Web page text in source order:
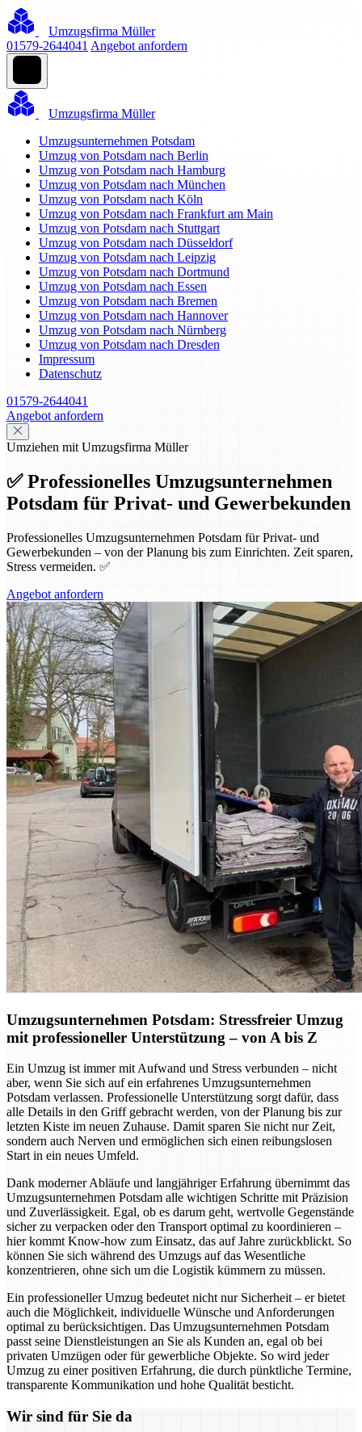
Umzugsfirma Müller
01579-2644041 Angebot anfordern
Umzugsfirma Müller
Umzugsunternehmen Potsdam
Umzug von Potsdam nach Berlin
Umzug von Potsdam nach Hamburg
Umzug von Potsdam nach München
Umzug von Potsdam nach Köln
Umzug von Potsdam nach Frankfurt am Main
Umzug von Potsdam nach Stuttgart
Umzug von Potsdam nach Düsseldorf
Umzug von Potsdam nach Leipzig
Umzug von Potsdam nach Dortmund
Umzug von Potsdam nach Essen
Umzug von Potsdam nach Bremen
Umzug von Potsdam nach Hannover
Umzug von Potsdam nach Nürnberg
Umzug von Potsdam nach Dresden
Impressum
Datenschutz
01579-2644041
Angebot anfordern
Umziehen mit Umzugsfirma Müller
✅ Professionelles Umzugsunternehmen
Potsdam für Privat- und Gewerbekunden
Professionelles Umzugsunternehmen Potsdam für Privat- und
Gewerbekunden – von der Planung bis zum Einrichten. Zeit sparen,
Stress vermeiden. ✅
Angebot anfordern
Umzugsunternehmen Potsdam: Stressfreier Umzug
mit professioneller Unterstützung – von A bis Z
Ein Umzug ist immer mit Aufwand und Stress verbunden – nicht
aber, wenn Sie sich auf ein erfahrenes Umzugsunternehmen
Potsdam verlassen. Professionelle Unterstützung sorgt dafür, dass
alle Details in den Griff gebracht werden, von der Planung bis zur
letzten Kiste im neuen Zuhause. Damit sparen Sie nicht nur Zeit,
sondern auch Nerven und ermöglichen sich einen reibungslosen
Start in ein neues Umfeld.
Dank moderner Abläufe und langjähriger Erfahrung übernimmt das
Umzugsunternehmen Potsdam alle wichtigen Schritte mit Präzision
und Zuverlässigkeit. Egal, ob es darum geht, wertvolle Gegenstände
sicher zu verpacken oder den Transport optimal zu koordinieren –
hier kommt Know-how zum Einsatz, das auf Jahre zurückblickt. So
können Sie sich während des Umzugs auf das Wesentliche
konzentrieren, ohne sich um die Logistik kümmern zu müssen.
Ein professioneller Umzug bedeutet nicht nur Sicherheit – er bietet
auch die Möglichkeit, individuelle Wünsche und Anforderungen
optimal zu berücksichtigen. Das Umzugsunternehmen Potsdam
passt seine Dienstleistungen an Sie als Kunden an, egal ob bei
privaten Umzügen oder für gewerbliche Objekte. So wird jeder
Umzug zu einer positiven Erfahrung, die durch pünktliche Termine,
transparente Kommunikation und hohe Qualität besticht.
Wir sind für Sie da